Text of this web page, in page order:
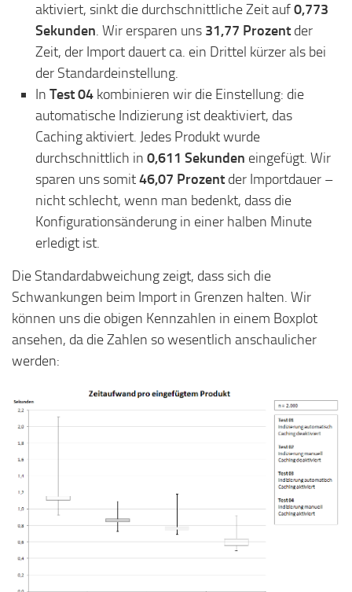
aktiviert, sinkt die durchschnittliche Zeit auf0,773
Sekunden. Wir ersparen uns 31,77 Prozent der
Zeit, der Import dauert ca. ein Drittel kürzer als bei
der Standardeinstellung.
In Test 04 kombinieren wir die Einstellung: die
automatische Indizierung ist deaktiviert, das
Caching aktiviert. Jedes Produkt wurde
durchschnittlich in 0,611 Sekunden eingefügt. Wir
sparen uns somit46,07 Prozent der Importdauer –
nicht schlecht, wenn man bedenkt, dass die
Konfigurationsänderung in einer halben Minute
erledigt ist.
Die Standardabweichung zeigt, dass sich die
Schwankungen beim Import in Grenzen halten. Wir
können uns die obigen Kennzahlen in einem Boxplot
ansehen, da die Zahlen so wesentlich anschaulicher
werden: